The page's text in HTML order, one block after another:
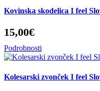
Kovinska skodelica I feel
15,00€
Podrobnosti
Kolesarski zvonček I feel